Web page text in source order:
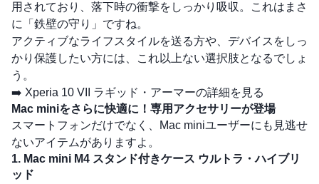
用されており、落下時の衝撃をしっかり吸収。これはまさ
に「鉄壁の守り」ですね。
アクティブなライフスタイルを送る方や、デバイスをしっ
かり保護したい方には、これ以上ない選択肢となるでしょ
う。
➡️ Xperia 10 VII ラギッド・アーマーの詳細を見る
Mac miniをさらに快適に！専用アクセサリーが登場
スマートフォンだけでなく、Mac miniユーザーにも見逃せ
ないアイテムがありますよ。
1. Mac mini M4 スタンド付きケース ウルトラ・ハイブリ
ッド